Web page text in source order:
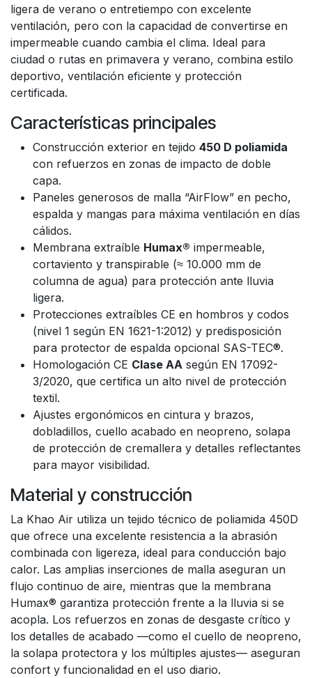
ligera de verano o entretiempo con excelente
ventilación, pero con la capacidad de convertirse en
impermeable cuando cambia el clima. Ideal para
ciudad o rutas en primavera y verano, combina estilo
deportivo, ventilación eficiente y protección
certificada.
Características principales
Construcción exterior en tejido 450 D poliamida
con refuerzos en zonas de impacto de doble
capa.
Paneles generosos de malla “AirFlow” en pecho,
espalda y mangas para máxima ventilación en días
cálidos.
Membrana extraíble Humax® impermeable,
cortaviento y transpirable (≈ 10.000 mm de
columna de agua) para protección ante lluvia
ligera.
Protecciones extraíbles CE en hombros y codos
(nivel 1 según EN 1621-1:2012) y predisposición
para protector de espalda opcional SAS-TEC®.
Homologación CE Clase AA según EN 17092-
3/2020, que certifica un alto nivel de protección
textil.
Ajustes ergonómicos en cintura y brazos,
dobladillos, cuello acabado en neopreno, solapa
de protección de cremallera y detalles reflectantes
para mayor visibilidad.
Material y construcción
La Khao Air utiliza un tejido técnico de poliamida 450D
que ofrece una excelente resistencia a la abrasión
combinada con ligereza, ideal para conducción bajo
calor. Las amplias inserciones de malla aseguran un
flujo continuo de aire, mientras que la membrana
Humax® garantiza protección frente a la lluvia si se
acopla. Los refuerzos en zonas de desgaste crítico y
los detalles de acabado —como el cuello de neopreno,
la solapa protectora y los múltiples ajustes— aseguran
confort y funcionalidad en el uso diario.